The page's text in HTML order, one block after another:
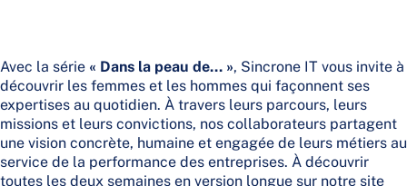
Avec la série « Dans la peau de… », Sincrone IT vous invite à
découvrir les femmes et les hommes qui façonnent ses
expertises au quotidien. À travers leurs parcours, leurs
missions et leurs convictions, nos collaborateurs partagent
une vision concrète, humaine et engagée de leurs métiers au
service de la performance des entreprises. À découvrir
toutes les deux semaines en version longue sur notre site